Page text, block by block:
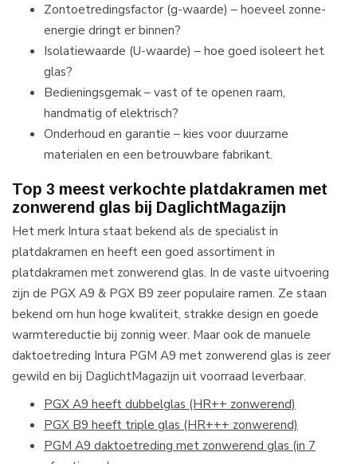
Zontoetredingsfactor (g-waarde) – hoeveel zonne-
energie dringt er binnen?
Isolatiewaarde (U-waarde) – hoe goed isoleert het
glas?
Bedieningsgemak – vast of te openen raam,
handmatig of elektrisch?
Onderhoud en garantie – kies voor duurzame
materialen en een betrouwbare fabrikant.
Top 3 meest verkochte platdakramen met
zonwerend glas bij DaglichtMagazijn
Het merk Intura staat bekend als de specialist in
platdakramen en heeft een goed assortiment in
platdakramen met zonwerend glas. In de vaste uitvoering
zijn de PGX A9 & PGX B9 zeer populaire ramen. Ze staan
bekend om hun hoge kwaliteit, strakke design en goede
warmtereductie bij zonnig weer. Maar ook de manuele
daktoetreding Intura PGM A9 met zonwerend glas is zeer
gewild en bij DaglichtMagazijn uit voorraad leverbaar.
PGX A9 heeft dubbelglas (HR++ zonwerend)
PGX B9 heeft triple glas (HR+++ zonwerend)
PGM A9 daktoetreding met zonwerend glas (in 7